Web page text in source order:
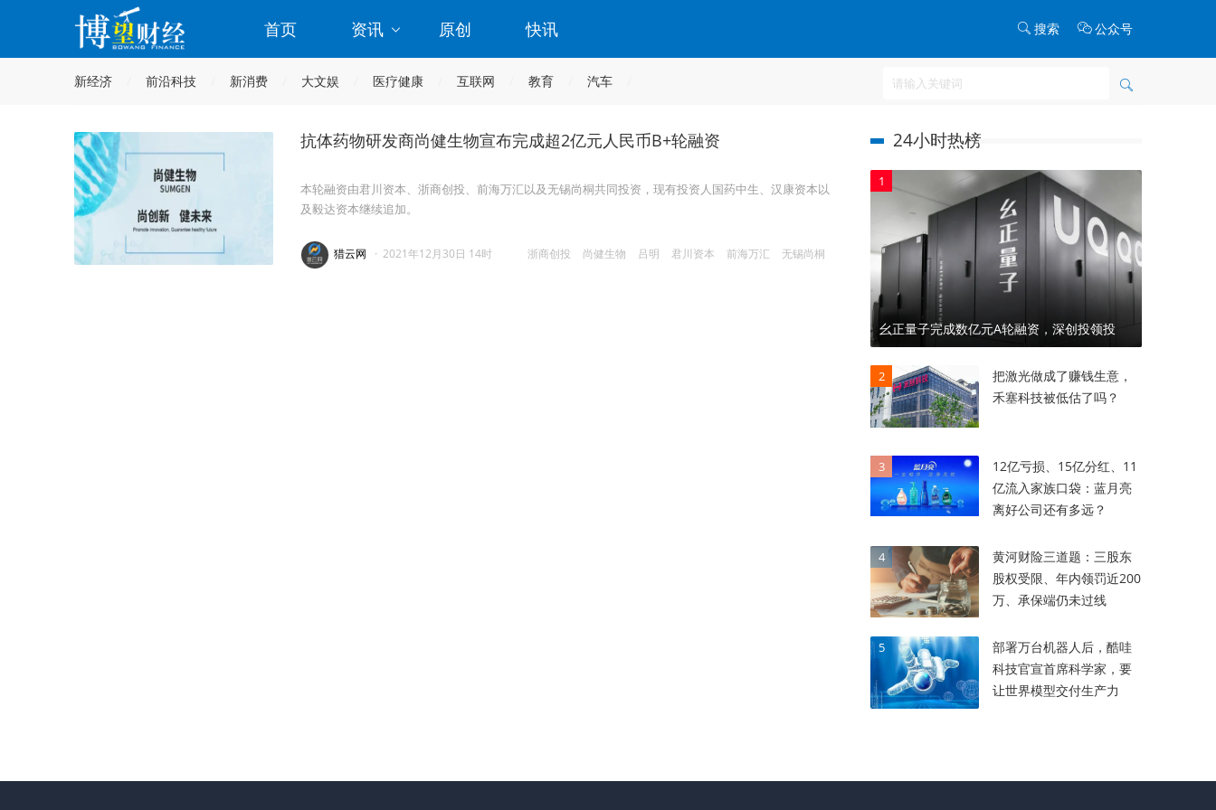
首页 资讯 原创 快讯 搜索 公众号
新经济 前沿科技 新消费 大文娱 医疗健康 互联网 教育 汽车
抗体药物研发商尚健生物宣布完成超2亿元人民币B+轮融资
本轮融资由君川资本、浙商创投、前海万汇以及无锡尚桐共同投资，现有投资人国药中生、汉康资本以
及毅达资本继续追加。
浙商创投 尚健生物 吕明 君川资本 前海万汇 无锡尚桐
猎云网 · 2021年12月30日 14时
24小时热榜
1
幺正量子完成数亿元A轮融资，深创投领投
2
把激光做成了赚钱生意，
禾塞科技被低估了吗？
3
12亿亏损、15亿分红、11
亿流入家族口袋：蓝月亮
离好公司还有多远？
4
黄河财险三道题：三股东
股权受限、年内领罚近200
万、承保端仍未过线
5
部署万台机器人后，酷哇
科技官宣首席科学家，要
让世界模型交付生产力